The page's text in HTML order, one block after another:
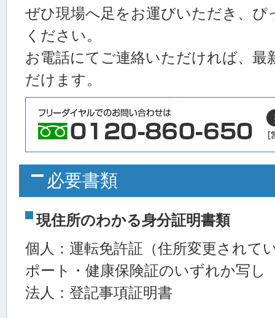
ぜひ現場へ足をお運びいただき、
ください。
お電話にてご連絡いただければ、最
だけます。
必要書類
現住所のわかる身分証明書類
個人：運転免許証（住所変更されて
ポート・健康保険証のいずれか写し
法人：登記事項証明書